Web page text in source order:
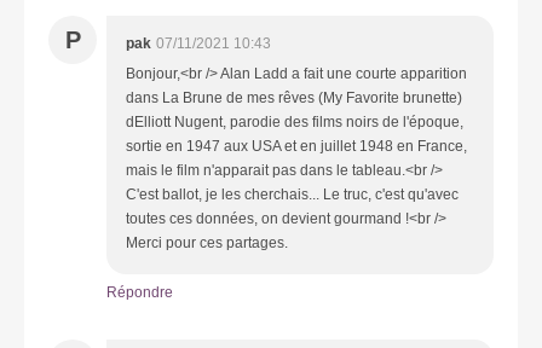
P pak 07/11/2021 10:43
Bonjour,<br /> Alan Ladd a fait une courte apparition
dans La Brune de mes rêves (My Favorite brunette)
dElliott Nugent, parodie des films noirs de l'époque,
sortie en 1947 aux USA et en juillet 1948 en France,
mais le film n'apparait pas dans le tableau.<br />
C'est ballot, je les cherchais... Le truc, c'est qu'avec
toutes ces données, on devient gourmand !<br />
Merci pour ces partages.
Répondre